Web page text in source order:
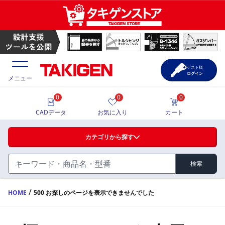
ハンドル・取手・つまみ・周辺機器
FA・A
蝶番・ステー・周辺機器
価格一覧
製品カタログ
メニュー
カテゴリから探す
検索
0
CADデータ
0
お気に入り
0
カート
ゲスト様
ログイン
HOME / 500 お探しのページを表示できませんでした